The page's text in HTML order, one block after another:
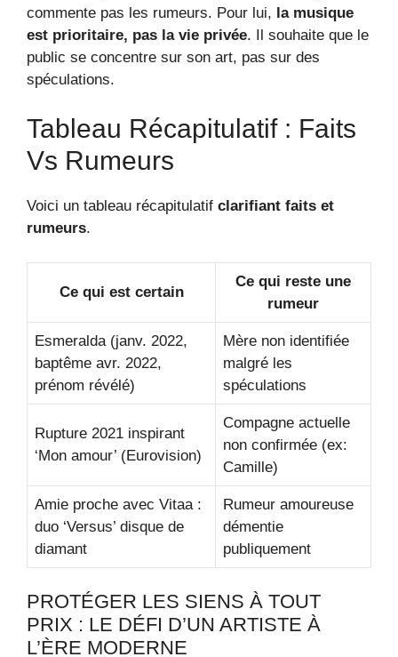
commente pas les rumeurs. Pour lui, la musique
est prioritaire, pas la vie privée. Il souhaite que le
public se concentre sur son art, pas sur des
spéculations.
Tableau Récapitulatif : Faits
Vs Rumeurs
Voici un tableau récapitulatif clarifiant faits et
rumeurs.
Ce qui est certain
Ce qui reste une
rumeur
Esmeralda (janv. 2022,
baptême avr. 2022,
prénom révélé)
Mère non identifiée
malgré les
spéculations
Rupture 2021 inspirant
‘Mon amour’ (Eurovision)
Compagne actuelle
non confirmée (ex:
Camille)
Amie proche avec Vitaa :
duo ‘Versus’ disque de
diamant
Rumeur amoureuse
démentie
publiquement
PROTÉGER LES SIENS À TOUT
PRIX : LE DÉFI D’UN ARTISTE À
L’ÈRE MODERNE